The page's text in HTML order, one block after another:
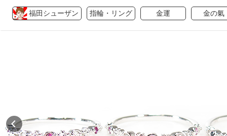
福田シューザン 指輪・リング 金運 金の氣